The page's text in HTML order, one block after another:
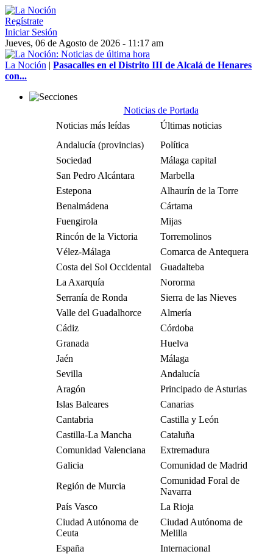
Regístrate
Iniciar Sesión
Jueves, 06 de Agosto de 2026 - 11:17 am
La Noción | Pasacalles en el Distrito III de Alcalá de Henares
con...
Noticias de Portada
Noticias más leídas
Últimas noticias
Andalucía (provincias)
Política
Sociedad
Málaga capital
San Pedro Alcántara
Marbella
Estepona
Alhaurín de la Torre
Benalmádena
Cártama
Fuengirola
Mijas
Rincón de la Victoria
Torremolinos
Vélez-Málaga
Comarca de Antequera
Costa del Sol Occidental
Guadalteba
La Axarquía
Nororma
Serranía de Ronda
Sierra de las Nieves
Valle del Guadalhorce
Almería
Cádiz
Córdoba
Granada
Huelva
Jaén
Málaga
Sevilla
Andalucía
Aragón
Principado de Asturias
Islas Baleares
Canarias
Cantabria
Castilla y León
Castilla-La Mancha
Cataluña
Comunidad Valenciana
Extremadura
Galicia
Comunidad de Madrid
Región de Murcia
Comunidad Foral de
Navarra
País Vasco
La Rioja
Ciudad Autónoma de
Ceuta
Ciudad Autónoma de
Melilla
España
Internacional